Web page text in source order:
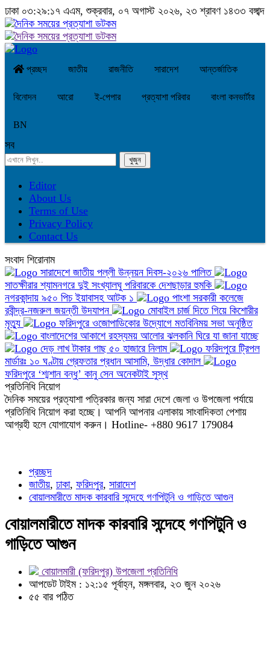
ঢাকা ০৩:২৯:১৮ এএম, শুক্রবার, ০৭ অগাস্ট ২০২৬, ২৩ শ্রাবণ ১৪৩৩ বঙ্গাব্দ
প্রচ্ছদ জাতীয় রাজনীতি সারাদেশ আন্তর্জাতিক
বিনোদন আরো ই-পেপার প্রত্যাশা পরিবার বাংলা কনভার্টার
BN
সব
Editor
About Us
Terms of Use
Privacy Policy
Contact Us
সংবাদ শিরোনাম
সারাদেশে জাতীয় পল্লী উন্নয়ন দিবস-২০২৬ পালিত
সাতক্ষীরার শ্যামনগরে দুই সংখ্যালঘু পরিবারকে দেশছাড়ার হুমকি
নগরকান্দায় ৯৫০ পিচ ইয়াবাসহ আটক ১
পাংশা সরকারী কলেজে
রবীন্দ্র-নজরুল জয়ন্তী উদযাপন
মোবাইল চার্জ দিতে গিয়ে কিশোরীর
মৃত্যু
ফরিদপুরে ওজোপাডিকোর উদ্যোগে মতবিনিময় সভা অনুষ্ঠিত
বাংলাদেশের আকাশে রহস্যময় আলোর ঝলকানি ঘিরে যা জানা যাচ্ছে
দেড় লাখ টাকার গাছ ৫০ হাজারে নিলাম
ফরিদপুরে ট্রিপল
মার্ডারঃ ১০ ঘণ্টায় গ্রেফতার প্রধান আসামি, উদ্ধার কোদাল
ফরিদপুরে ‘শ্মশান বন্ধু’ কানু সেন অনেকটাই সুস্থ
প্রতিনিধি নিয়োগ
দৈনিক সময়ের প্রত্যাশা পত্রিকার জন্য সারা দেশে জেলা ও উপজেলা পর্যায়ে
প্রতিনিধি নিয়োগ করা হচ্ছে। আপনি আপনার এলাকায় সাংবাদিকতা পেশায়
আগ্রহী হলে যোগাযোগ করুন। Hotline- +880 9617 179084
প্রচ্ছদ
জাতীয়, ঢাকা, ফরিদপুর, সারাদেশ
বোয়ালমারীতে মাদক কারবারি সন্দেহে গণপিটুনি ও গাড়িতে আগুন
বোয়ালমারীতে মাদক কারবারি সন্দেহে গণপিটুনি ও
গাড়িতে আগুন
বোয়ালমারী (ফরিদপুর) উপজেলা প্রতিনিধি
আপডেট টাইম : ১২:১৫ পূর্বাহ্ন, মঙ্গলবার, ২৩ জুন ২০২৬
৫৫ বার পঠিত